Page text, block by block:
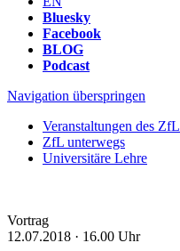
Bluesky
Facebook
BLOG
Podcast
Navigation überspringen
Veranstaltungen des ZfL
ZfL unterwegs
Universitäre Lehre
Vortrag
12.07.2018 · 16.00 Uhr